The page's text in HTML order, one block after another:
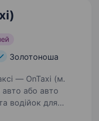
Золотоноша
або авто
водійок для